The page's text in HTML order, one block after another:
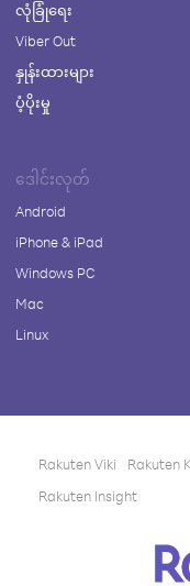
လုံခြုံရေး
Viber Out
နှုန်းထားများ
ပံ့ပိုးမှု
ဒေါင်းလုတ်
Android
iPhone & iPad
Windows PC
Mac
Linux
Rakuten Viki Rakuten
Rakuten Insight